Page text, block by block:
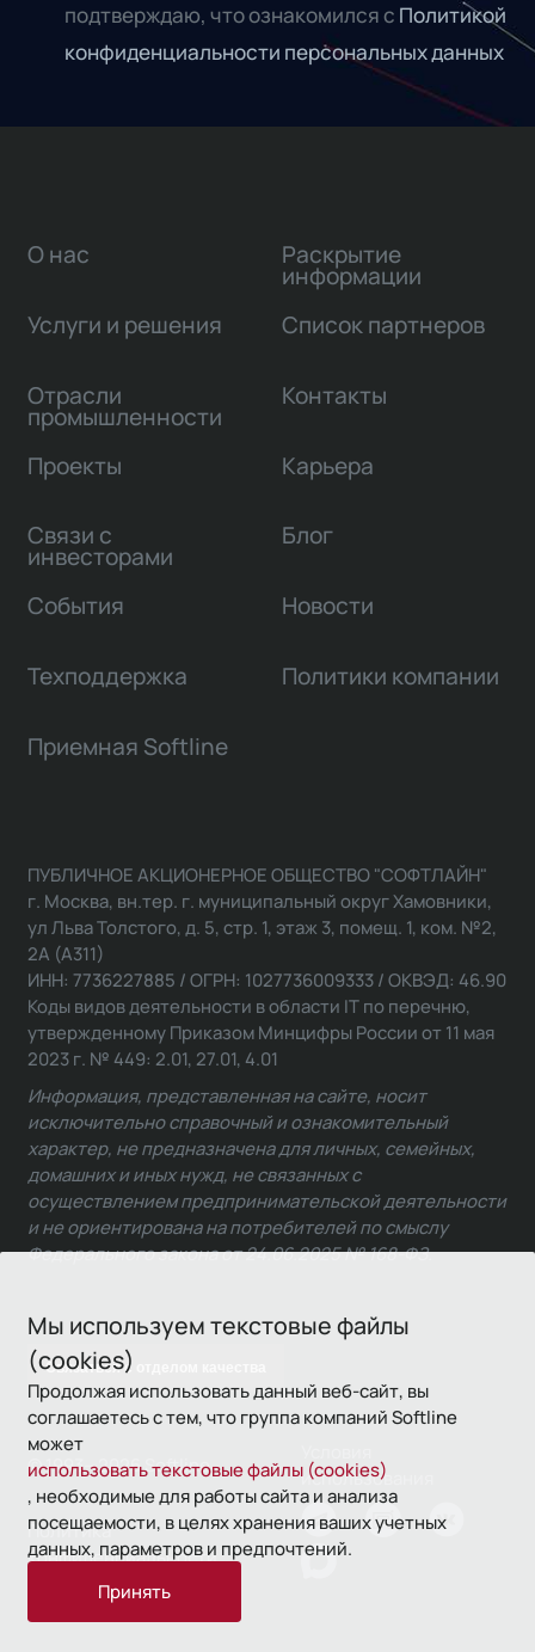
подтверждаю, что ознакомился с Политикой
конфиденциальности персональных данных
Мы используем текстовые файлы
(cookies)
Продолжая использовать данный веб-сайт, вы
соглашаетесь с тем, что группа компаний Softline
может
использовать текстовые файлы (cookies)
, необходимые для работы сайта и анализа
посещаемости, в целях хранения ваших учетных
данных, параметров и предпочтений.
Принять
О нас
Услуги и решения
Отрасли
промышленности
Проекты
Связи с
инвесторами
Раскрытие
информации
Список партнеров
Контакты
Карьера
Блог
События Новости
Техподдержка Политики компании
Приемная Softline
Связаться с отделом качества
ПУБЛИЧНОЕ АКЦИОНЕРНОЕ ОБЩЕСТВО "СОФТЛАЙН"
г. Москва, вн.тер. г. муниципальный округ Хамовники,
ул Льва Толстого, д. 5, стр. 1, этаж 3, помещ. 1, ком. №2,
2А (А311)
ИНН: 7736227885 / ОГРН: 1027736009333 / ОКВЭД: 46.90
Коды видов деятельности в области IT по перечню,
утвержденному Приказом Минцифры России от 11 мая
2023 г. № 449: 2.01, 27.01, 4.01
Информация, представленная на сайте, носит
исключительно справочный и ознакомительный
характер, не предназначена для личных, семейных,
домашних и иных нужд, не связанных с
осуществлением предпринимательской деятельности
и не ориентирована на потребителей по смыслу
Федерального закона от 24.06.2025 № 168-ФЗ.
© 1993—2026 Softline
использования
Политика
конфиденциальности